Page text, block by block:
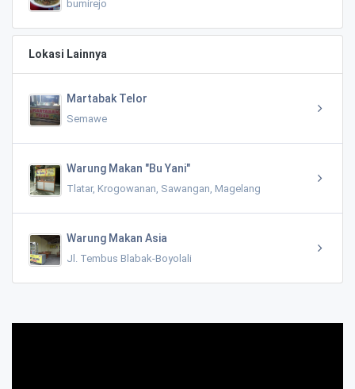
bumirejo
Lokasi Lainnya
Martabak Telor
Semawe
Warung Makan "Bu Yani"
Tlatar, Krogowanan, Sawangan, Magelang
Warung Makan Asia
Jl. Tembus Blabak-Boyolali